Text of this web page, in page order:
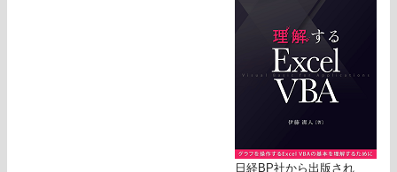
日経BP社から出版され